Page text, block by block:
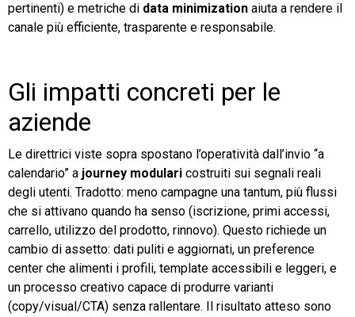
pertinenti) e metriche di data minimization aiuta a rendere il
canale più efficiente, trasparente e responsabile.
Gli impatti concreti per le
aziende
Le direttrici viste sopra spostano l’operatività dall’invio “a
calendario” a journey modulari costruiti sui segnali reali
degli utenti. Tradotto: meno campagne una tantum, più flussi
che si attivano quando ha senso (iscrizione, primi accessi,
carrello, utilizzo del prodotto, rinnovo). Questo richiede un
cambio di assetto: dati puliti e aggiornati, un preference
center che alimenti i profili, template accessibili e leggeri, e
un processo creativo capace di produrre varianti
(copy/visual/CTA) senza rallentare. Il risultato atteso sono